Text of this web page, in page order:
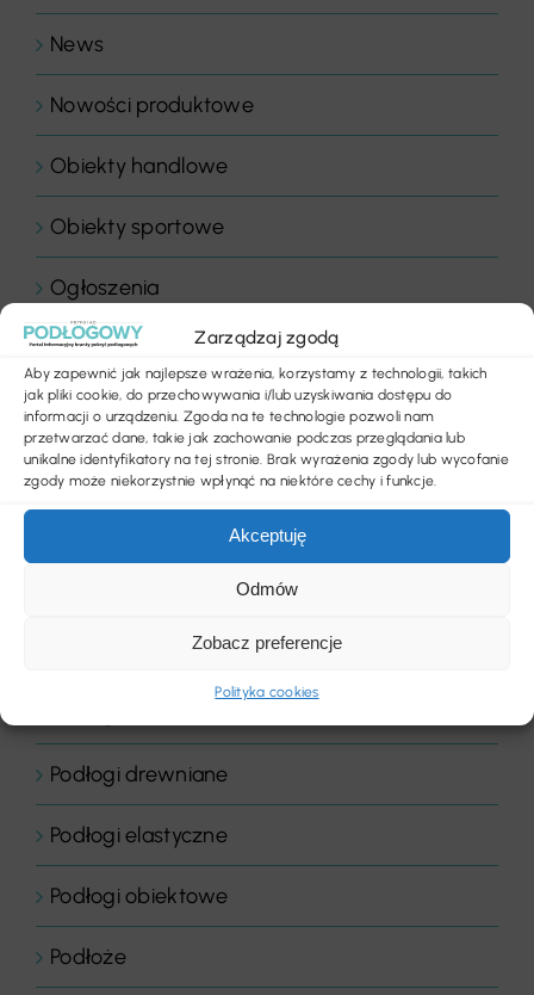
Zarządzaj zgodą
Aby zapewnić jak najlepsze wrażenia, korzystamy z technologii, takich
jak pliki cookie, do przechowywania i/lub uzyskiwania dostępu do
informacji o urządzeniu. Zgoda na te technologie pozwoli nam
przetwarzać dane, takie jak zachowanie podczas przeglądania lub
unikalne identyfikatory na tej stronie. Brak wyrażenia zgody lub wycofanie
zgody może niekorzystnie wpłynąć na niektóre cechy i funkcje.
Akceptuję
Odmów
Zobacz preferencje
Polityka cookies
News
Nowości produktowe
Obiekty handlowe
Obiekty sportowe
Ogłoszenia
Panele drewniane
Parkiety
Placówki edukacyjne
Podłogi drewniane
Podłogi elastyczne
Podłogi obiektowe
Podłoże